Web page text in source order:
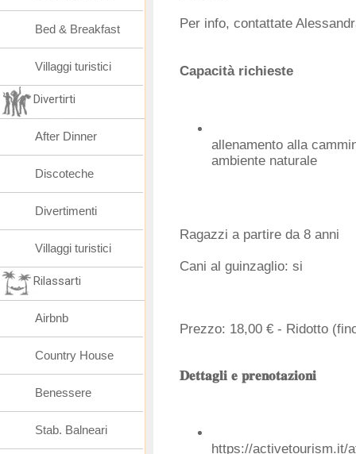
Per info, contattate
Capacità richieste
allenamento alla
ambiente naturale
Ragazzi a partire da 8 anni
Cani al guinzaglio: si
Prezzo: 18,00 € - Ridotto
𝐃𝐞𝐭𝐭𝐚𝐠𝐥𝐢 𝐞 𝐩𝐫𝐞𝐧𝐨𝐭𝐚𝐳𝐢𝐨𝐧𝐢
https://activetourism.it/
Bed & Breakfast
Villaggi turistici
Divertirti
After Dinner
Discoteche
Divertimenti
Villaggi turistici
Rilassarti
Airbnb
Country House
Benessere
Stab. Balneari